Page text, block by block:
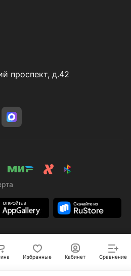
проспект, д.42
Избранные Кабинет Сравнение